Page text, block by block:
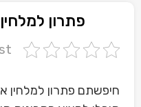
פתרון
חיפשתם פתרון למלחין